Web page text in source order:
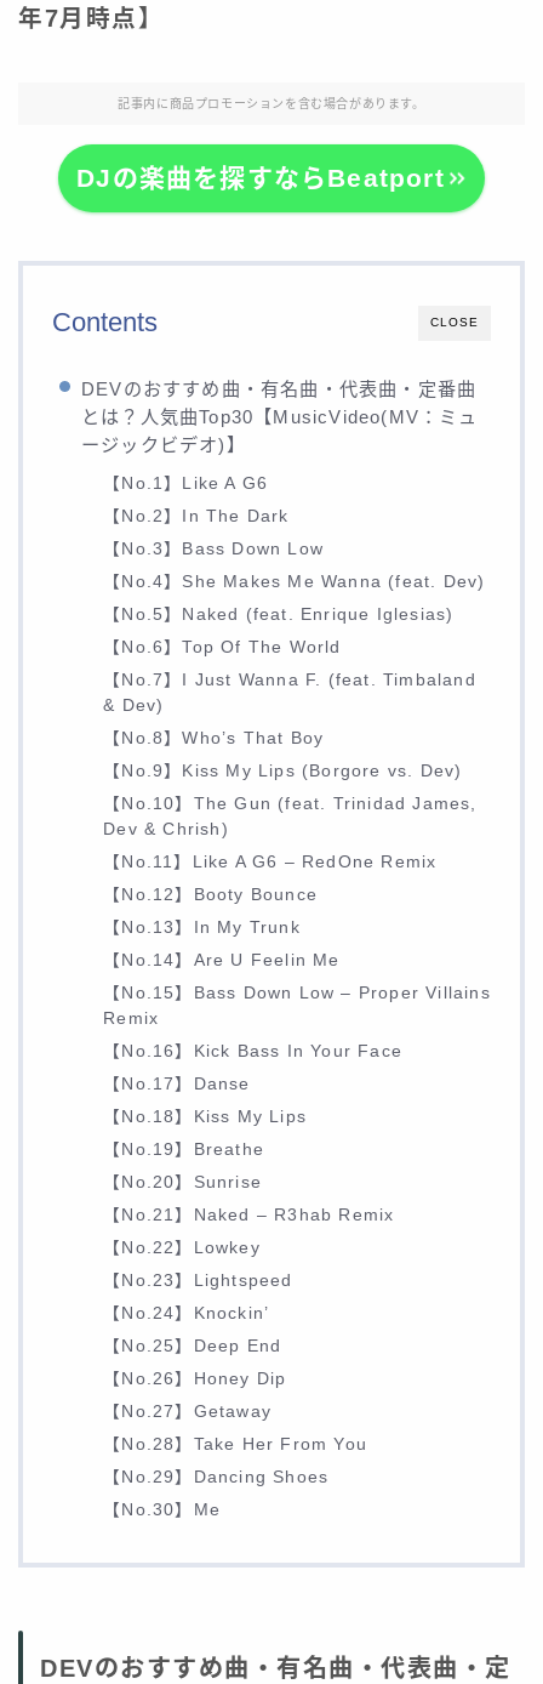
年7月時点】
記事内に商品プロモーションを含む場合があります。
DJの楽曲を探すならBeatport
CLOSE
Contents
DEVのおすすめ曲・有名曲・代表曲・定番曲
とは？人気曲Top30【MusicVideo(MV：ミュ
ージックビデオ)】
【No.1】Like A G6
【No.2】In The Dark
【No.3】Bass Down Low
【No.4】She Makes Me Wanna (feat. Dev)
【No.5】Naked (feat. Enrique Iglesias)
【No.6】Top Of The World
【No.7】I Just Wanna F. (feat. Timbaland
& Dev)
【No.8】Who’s That Boy
【No.9】Kiss My Lips (Borgore vs. Dev)
【No.10】The Gun (feat. Trinidad James,
Dev & Chrish)
【No.11】Like A G6 – RedOne Remix
【No.12】Booty Bounce
【No.13】In My Trunk
【No.14】Are U Feelin Me
【No.15】Bass Down Low – Proper Villains
Remix
【No.16】Kick Bass In Your Face
【No.17】Danse
【No.18】Kiss My Lips
【No.19】Breathe
【No.20】Sunrise
【No.21】Naked – R3hab Remix
【No.22】Lowkey
【No.23】Lightspeed
【No.24】Knockin’
【No.25】Deep End
【No.26】Honey Dip
【No.27】Getaway
【No.28】Take Her From You
【No.29】Dancing Shoes
【No.30】Me
DEVのおすすめ曲・有名曲・代表曲・定